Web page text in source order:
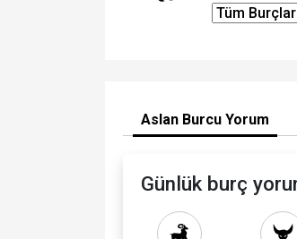
Aslan Burcu Yorum
Günlük burç